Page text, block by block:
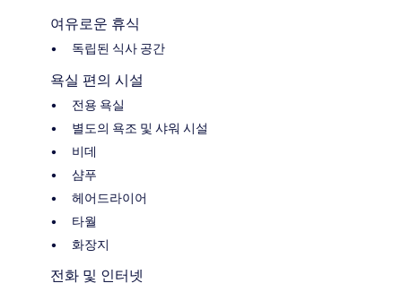
여유로운 휴식
독립된 식사 공간
욕실 편의 시설
전용 욕실
별도의 욕조 및 샤워 시설
비데
샴푸
헤어드라이어
타월
화장지
전화 및 인터넷